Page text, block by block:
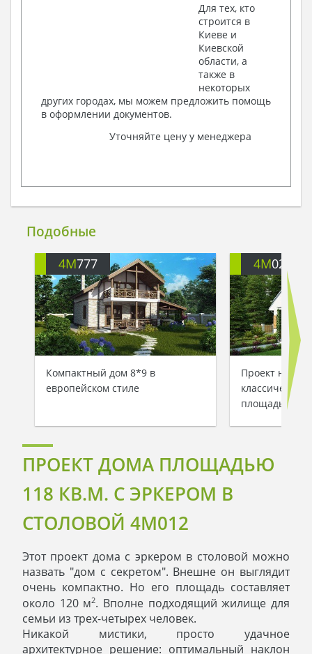
Для тех, кто
строится в
Киеве и
Киевской
области, а
также в
некоторых
других городах, мы можем предложить помощь
в оформлении документов.
Уточняйте цену у менеджера
Подобные
4M777
Компактный дом 8*9 в
европейском стиле
4M024
Проект
площадью 122
ПРОЕКТ ДОМА ПЛОЩАДЬЮ
118 КВ.М. С ЭРКЕРОМ В
СТОЛОВОЙ 4M012
Этот проект дома с эркером в столовой можно
назвать "дом с секретом". Внешне он выглядит
очень компактно. Но его площадь составляет
около 120 м2. Вполне подходящий жилище для
семьи из трех-четырех человек.
Никакой мистики, просто удачное
архитектурное решение: оптимальный наклон